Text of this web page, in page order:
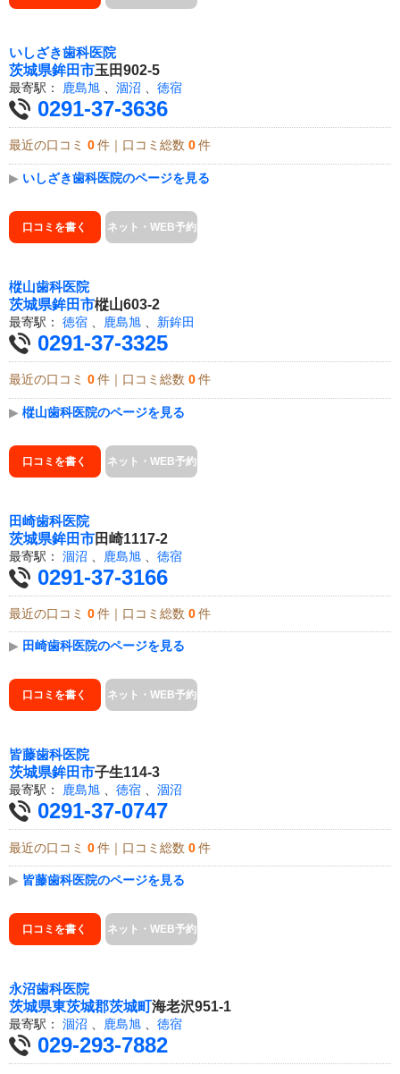
いしざき歯科医院
茨城県鉾田市玉田902-5
最寄駅： 鹿島旭 涸沼 徳宿
0291-37-3636
最近の口コミ 0 件｜口コミ総数 0 件
▶ いしざき歯科医院のページを見る
口コミを書く ネット・WEB予約
樅山歯科医院
茨城県鉾田市樅山603-2
最寄駅： 徳宿 鹿島旭 新鉾田
0291-37-3325
最近の口コミ 0 件｜口コミ総数 0 件
▶ 樅山歯科医院のページを見る
口コミを書く ネット・WEB予約
田崎歯科医院
茨城県鉾田市田崎1117-2
最寄駅： 涸沼 鹿島旭 徳宿
0291-37-3166
最近の口コミ 0 件｜口コミ総数 0 件
▶ 田崎歯科医院のページを見る
口コミを書く ネット・WEB予約
皆藤歯科医院
茨城県鉾田市子生114-3
最寄駅： 鹿島旭 、 徳宿 、 涸沼
0291-37-0747
最近の口コミ 0 件｜口コミ総数 0 件
▶ 皆藤歯科医院のページを見る
口コミを書く ネット・WEB予約
永沼歯科医院
茨城県東茨城郡茨城町海老沢951-1
最寄駅： 涸沼 、 鹿島旭 、 徳宿
029-293-7882